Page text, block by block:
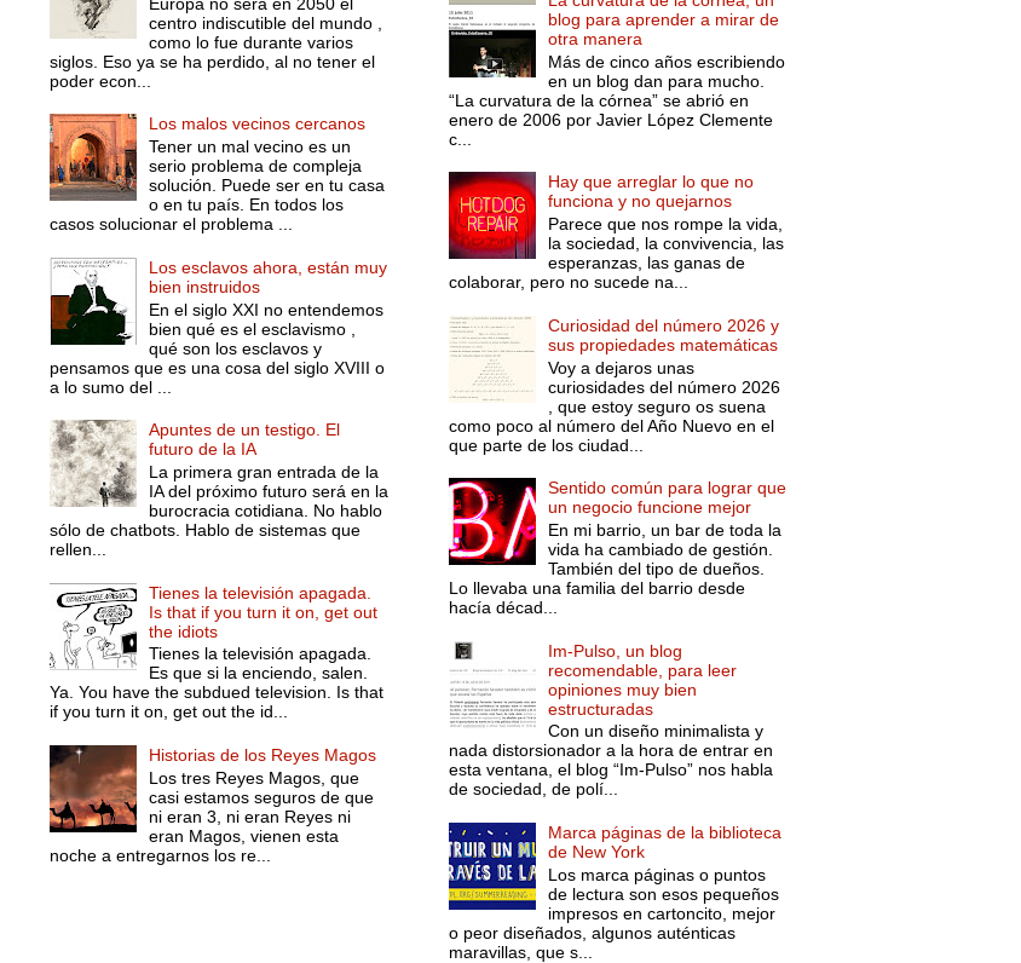
centro indiscutible del mundo ,
como lo fue durante varios
siglos. Eso ya se ha perdido, al no tener el
poder econ...
Los malos vecinos cercanos
Tener un mal vecino es un
serio problema de compleja
solución. Puede ser en tu casa
o en tu país. En todos los
casos solucionar el problema ...
Los esclavos ahora, están muy
bien instruidos
En el siglo XXI no entendemos
bien qué es el esclavismo ,
qué son los esclavos y
pensamos que es una cosa del siglo XVIII o
a lo sumo del ...
Apuntes de un testigo. El
futuro de la IA
La primera gran entrada de la
IA del próximo futuro será en la
burocracia cotidiana. No hablo
sólo de chatbots. Hablo de sistemas que
rellen...
Tienes la televisión apagada.
Is that if you turn it on, get out
the idiots
Tienes la televisión apagada.
Es que si la enciendo, salen.
Ya. You have the subdued television. Is that
if you turn it on, get out the id...
Historias de los Reyes Magos
Los tres Reyes Magos, que
casi estamos seguros de que
ni eran 3, ni eran Reyes ni
eran Magos, vienen esta
noche a entregarnos los re...
blog para aprender a mirar de
otra manera
Más de cinco años escribiendo
en un blog dan para mucho.
“La curvatura de la córnea” se abrió en
enero de 2006 por Javier López Clemente
c...
Hay que arreglar lo que no
funciona y no quejarnos
Parece que nos rompe la vida,
la sociedad, la convivencia, las
esperanzas, las ganas de
colaborar, pero no sucede na...
Curiosidad del número 2026 y
sus propiedades matemáticas
Voy a dejaros unas
curiosidades del número 2026
, que estoy seguro os suena
como poco al número del Año Nuevo en el
que parte de los ciudad...
Sentido común para lograr que
un negocio funcione mejor
En mi barrio, un bar de toda la
vida ha cambiado de gestión.
También del tipo de dueños.
Lo llevaba una familia del barrio desde
hacía décad...
Im-Pulso, un blog
recomendable, para leer
opiniones muy bien
estructuradas
Con un diseño minimalista y
nada distorsionador a la hora de entrar en
esta ventana, el blog “Im-Pulso” nos habla
de sociedad, de polí...
Marca páginas de la biblioteca
de New York
Los marca páginas o puntos
de lectura son esos pequeños
impresos en cartoncito, mejor
o peor diseñados, algunos auténticas
maravillas, que s...